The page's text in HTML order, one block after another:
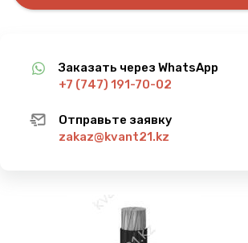
Заказать через WhatsApp
+7 (747) 191-70-02
Отправьте заявку
zakaz@kvant21.kz